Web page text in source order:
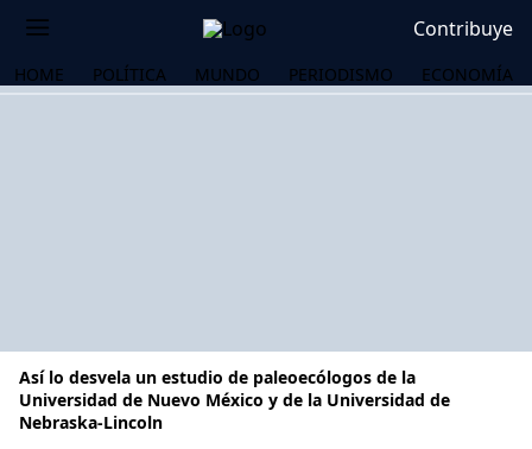
Contribuye
HOME POLÍTICA MUNDO PERIODISMO ECONOMÍA
Así lo desvela un estudio de paleoecólogos de la
Universidad de Nuevo México y de la Universidad de
Nebraska-Lincoln